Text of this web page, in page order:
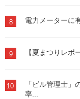
8 電力メーターに
9 【夏まつりレ
10
「ビル管理士
率...